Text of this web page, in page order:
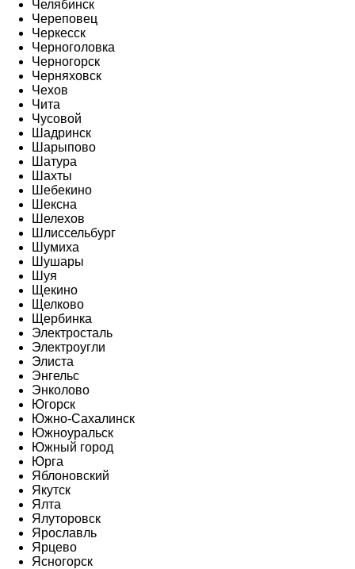
Челябинск
Череповец
Черкесск
Черноголовка
Черногорск
Черняховск
Чехов
Чита
Чусовой
Шадринск
Шарыпово
Шатура
Шахты
Шебекино
Шексна
Шелехов
Шлиссельбург
Шумиха
Шушары
Шуя
Щекино
Щелково
Щербинка
Электросталь
Электроугли
Элиста
Энгельс
Энколово
Югорск
Южно-Сахалинск
Южноуральск
Южный город
Юрга
Яблоновский
Якутск
Ялта
Ялуторовск
Ярославль
Ярцево
Ясногорск